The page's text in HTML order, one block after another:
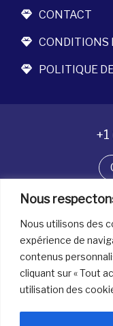
Nous
Nous utilisons des
expérience de
contenus
cliquant sur « Tout
utilisation des
CONTACT
CONDITIONS
POLITIQUE
Tous